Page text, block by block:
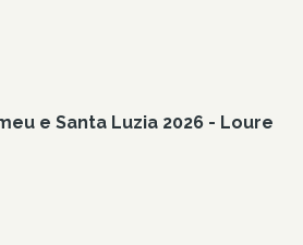
e Santa Luzia 2026 - Loure